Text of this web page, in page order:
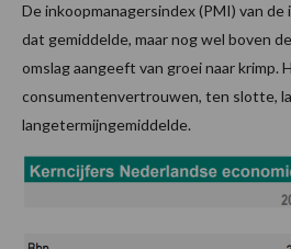
De inkoop­managersindex (PMI) van
dat gemiddelde, maar nog wel boven de
omslag aangeeft van groei naar krimp.
consumentenvertrouwen, ten slotte,
langetermijngemiddelde.